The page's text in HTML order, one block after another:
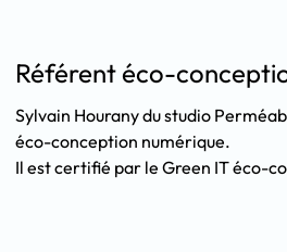
Référent éco-
Sylvain Hourany du studio
éco-conception numérique.
Il est certifié par le Green IT éco-